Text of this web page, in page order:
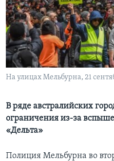
Learning English
СОЦИАЛЬНЫЕ СЕТИ
На улицах Мельбурна, 21
В ряде австралийских
ограничения из-за
«Дельта»
Полиция Мельбурна во